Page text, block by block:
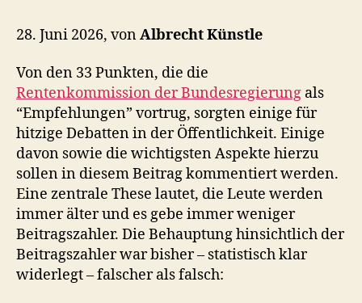
28. Juni 2026, vonAlbrecht Künstle
Von den 33 Punkten, die die
Rentenkommission der Bundesregierung als
“Empfehlungen” vortrug, sorgten einige für
hitzige Debatten in der Öffentlichkeit. Einige
davon sowie die wichtigsten Aspekte hierzu
sollen in diesem Beitrag kommentiert werden.
Eine zentrale These lautet, die Leute werden
immer älter und es gebe immer weniger
Beitragszahler. Die Behauptung hinsichtlich der
Beitragszahler war bisher – statistisch klar
widerlegt – falscher als falsch: